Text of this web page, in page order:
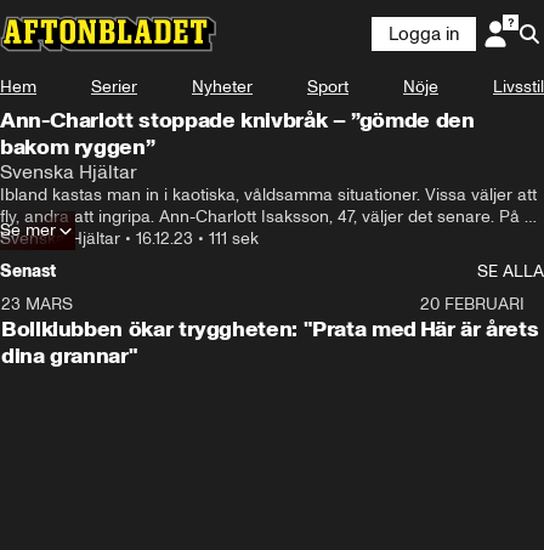
Logga in
Hem Serier Nyheter Sport Nöje Livsstil
Ann-Charlott stoppade knivbråk – ”gömde den
bakom ryggen”
Svenska Hjältar
Ibland kastas man in i kaotiska, våldsamma situationer. Vissa väljer att
fly, andra att ingripa. Ann-Charlott Isaksson, 47, väljer det senare. På
eftermiddagen den 13 september, Ann-Charlott kommer in i tunneln
under Eslöv station. Då kommer två killar nedflygande nerför trappan, i
fullt slagsmål med en kniv.
Svenska Hjältar • 16.12.23 • 111 sek
Se mer
Senast
SE ALLA
23 MARS
Bollklubben ökar tryggheten: "Prata med
dina grannar"
20 FEBRUARI
Här är